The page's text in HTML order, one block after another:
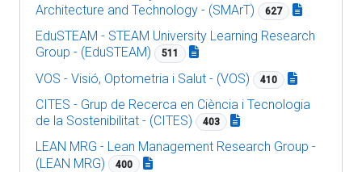
Architecture and Technology - (SMArT)
627
EduSTEAM - STEAM University Learning Research
Group - (EduSTEAM)
511
VOS - Visió, Optometria i Salut - (VOS) 410
CITES - Grup de Recerca en Ciència i Tecnologia
de la Sostenibilitat - (CITES)
403
LEAN MRG - Lean Management Research Group -
(LEAN MRG)
400